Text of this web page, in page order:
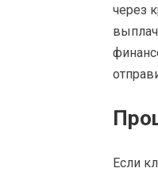
через
Если